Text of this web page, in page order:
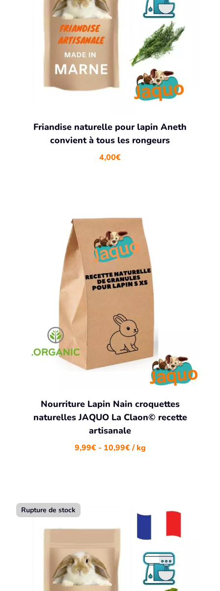
Friandise naturelle pour lapin Aneth
convient à tous les rongeurs
4,00€
Nourriture Lapin Nain croquettes
naturelles JAQUO La Claon© recette
artisanale
9,99€- 10,99€/ kg
Rupture de stock